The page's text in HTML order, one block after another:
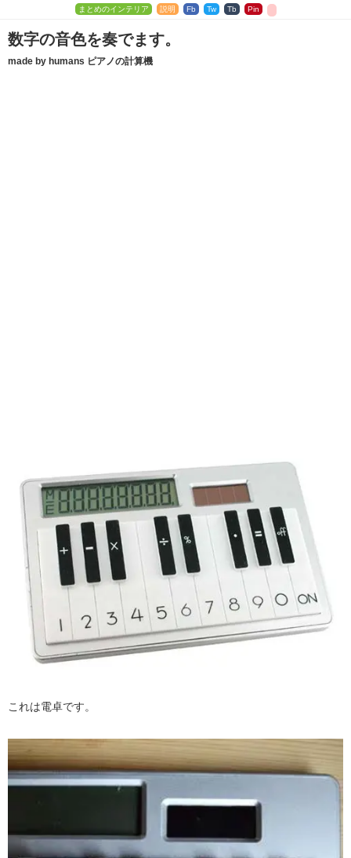
まとめのインテリア 説明 Fb Tw Tb Pin
数字の音色を奏でます。
made by humans ピアノの計算機
これは電卓です。